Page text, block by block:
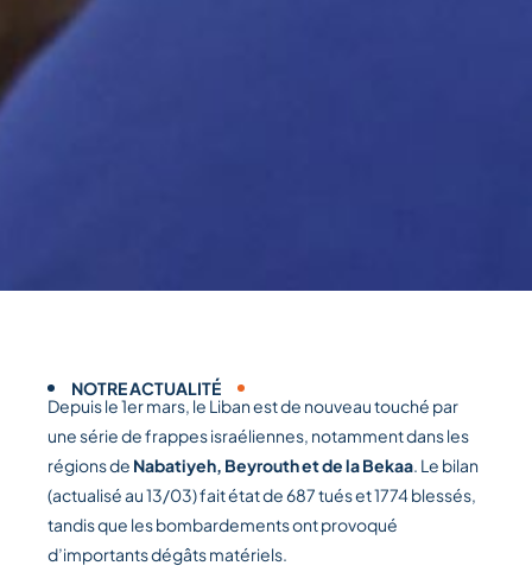
NOTRE ACTUALITÉ
Depuis le 1er mars, le Liban est de nouveau touché par
une série de frappes israéliennes, notamment dans les
régions de Nabatiyeh, Beyrouth et de la Bekaa. Le bilan
(actualisé au 13/03) fait état de 687 tués et 1774 blessés,
tandis que les bombardements ont provoqué
d’importants dégâts matériels.